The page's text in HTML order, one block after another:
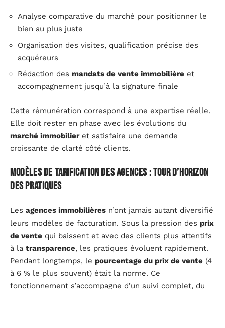
Analyse comparative du marché pour positionner le
bien au plus juste
Organisation des visites, qualification précise des
acquéreurs
Rédaction des mandats de vente immobilière et
accompagnement jusqu’à la signature finale
Cette rémunération correspond à une expertise réelle.
Elle doit rester en phase avec les évolutions du
marché immobilieret satisfaire une demande
croissante de clarté côté clients.
Modèles de tarification des agences : tour d’horizon
des pratiques
Les agences immobilières n’ont jamais autant diversifié
leurs modèles de facturation. Sous la pression des prix
de vente qui baissent et avec des clients plus attentifs
à la transparence, les pratiques évoluent rapidement.
Pendant longtemps, le pourcentage du prix de vente (4
à 6 % le plus souvent) était la norme. Ce
fonctionnement s’accompagne d’un suivi complet, du